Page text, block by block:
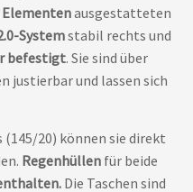
ausgestatteten
Systemstabil rechts und
befestigt. Sie sind über
justierbar und lassen sich
20) können sie direkt
Regenhüllen für beide
Die Taschen sind